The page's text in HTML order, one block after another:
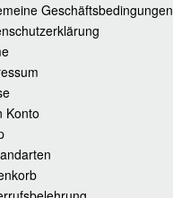
Geschäftsbedingungen
Konto